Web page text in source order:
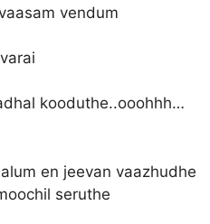
vendum
kooduthe..ooohhh…
en jeevan vaazhudhe
seruthe